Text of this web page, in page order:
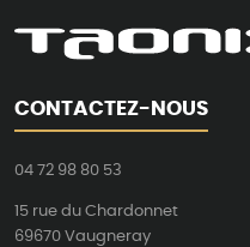
CONTACTEZ-NOUS
04 72 98 80 53
15 rue du Chardonnet
69670 Vaugneray